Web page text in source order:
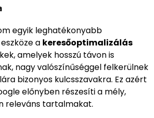
egyik leghatékonyabb
a keresőoptimalizálás
amelyek hosszú távon is
nagy valószínűséggel felkerülnek
bizonyos kulcsszavakra. Ez azért
előnyben részesíti a mély,
releváns tartalmakat.